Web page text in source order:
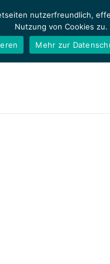
nutzerfreundlich,
Nutzung von Cookies zu.
Mehr zur